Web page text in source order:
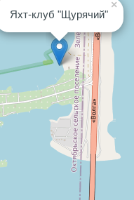
×
Яхт-клуб "Щурячий"